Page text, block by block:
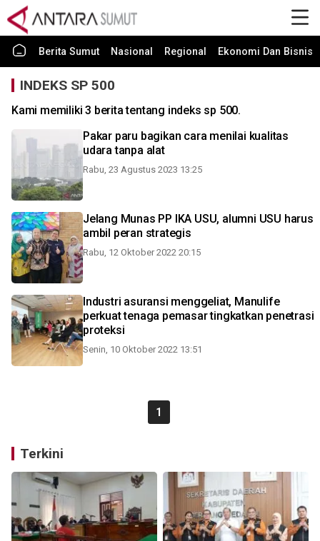
Berita Sumut Nasional Regional Ekonomi Dan Bisnis
INDEKS SP 500
Kami memiliki 3 berita tentang indeks sp 500.
Pakar paru bagikan cara menilai kualitas
udara tanpa alat
Rabu, 23 Agustus 2023 13:25
Jelang Munas PP IKA USU, alumni USU harus
ambil peran strategis
Rabu, 12 Oktober 2022 20:15
Industri asuransi menggeliat, Manulife
perkuat tenaga pemasar tingkatkan penetrasi
proteksi
Senin, 10 Oktober 2022 13:51
1
Terkini